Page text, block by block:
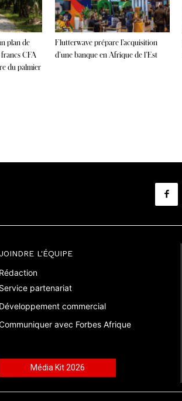
plan de
CFA
du palmier
Flutterwave prépare l’acquisition
d’une banque en Afrique de l’Est
JOINDRE L'ÉQUIPE
Rédaction
Service partenariat
Développement commercial
avec Forbes Afrique
Média Kit 2026